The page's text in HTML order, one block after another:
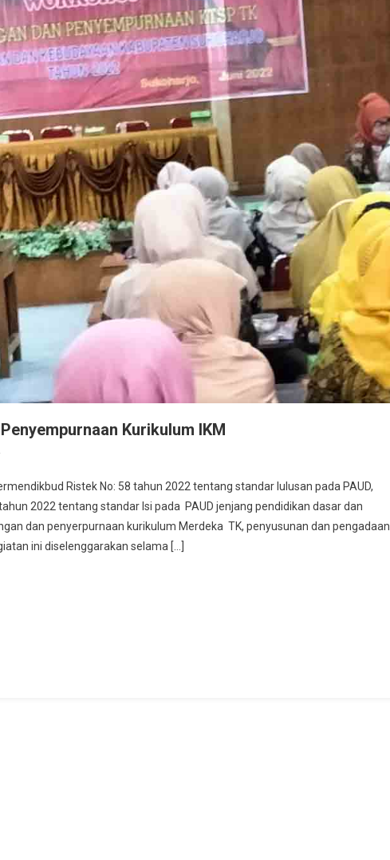
Kurikulum IKM
Pada
Shop
Pengembangan
Dan
Penyempurnaan
Ristek No: 58 tahun 2022 tentang standar lulusan pada PAUD,
2022 tentang standar Isi pada PAUD jenjang pendidikan dasar dan
dan penyerpurnaan kurikulum Merdeka TK, penyusunan dan pengadaan
ini diselenggarakan selama […]